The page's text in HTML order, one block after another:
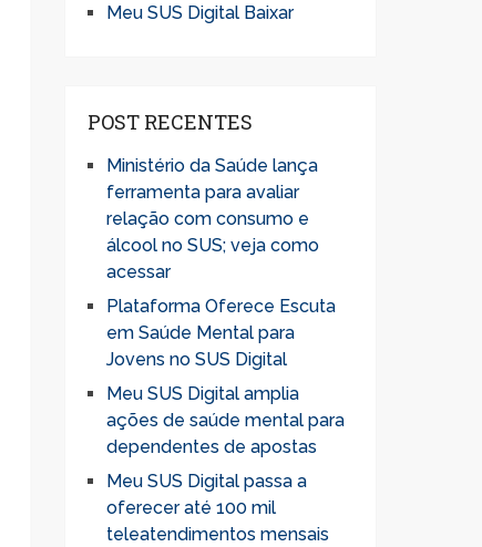
Meu SUS Digital Baixar
POST RECENTES
Ministério da Saúde lança
ferramenta para avaliar
relação com consumo e
álcool no SUS; veja como
acessar
Plataforma Oferece Escuta
em Saúde Mental para
Jovens no SUS Digital
Meu SUS Digital amplia
ações de saúde mental para
dependentes de apostas
Meu SUS Digital passa a
oferecer até 100 mil
teleatendimentos mensais